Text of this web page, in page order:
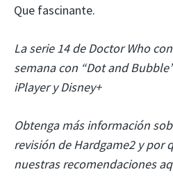
Que fascinante.
La serie 14 de Doctor Who
semana con “Dot and
iPlayer y Disney+
Obtenga más información
revisión de Hardgame2 y por
nuestras recomendaciones